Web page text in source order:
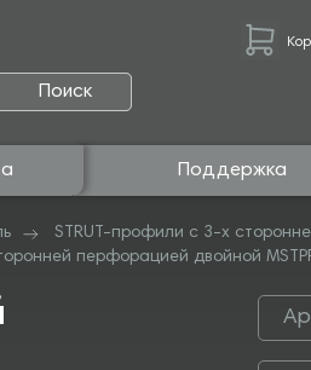
Поиск
Поддержка
STRUT-профили с 3-х
перфорацией двойной